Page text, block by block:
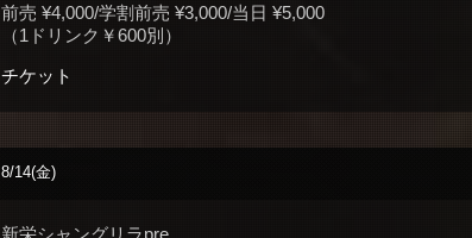
前売 ¥4,000/学割前売 ¥3,000/当日 ¥5,000
（1ドリンク￥600別）
チケット
8/14(金)
新栄シャングリラpre.